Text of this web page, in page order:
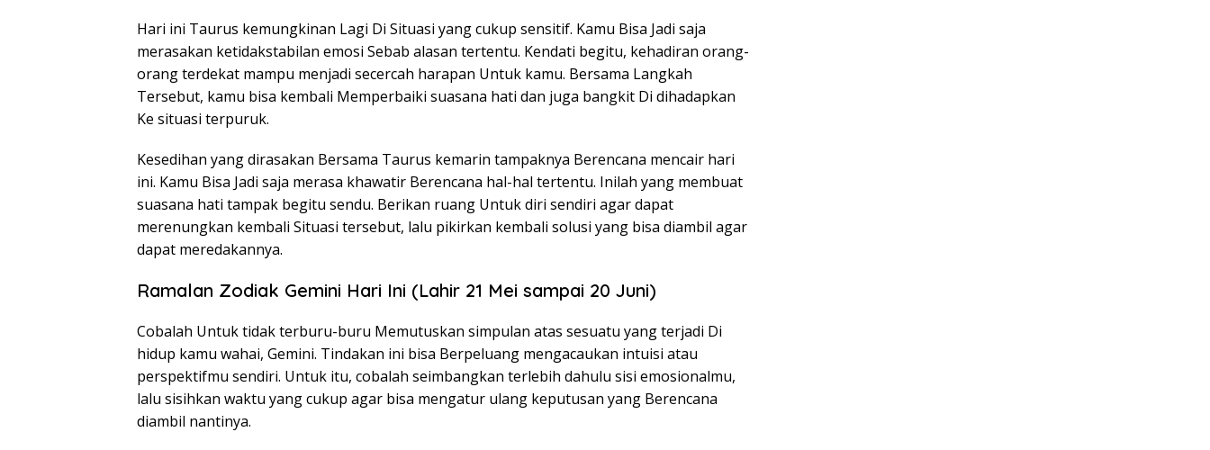
Hari ini Taurus kemungkinan Lagi Di Situasi yang cukup sensitif. Kamu Bisa Jadi saja
merasakan ketidakstabilan emosi Sebab alasan tertentu. Kendati begitu, kehadiran orang-
orang terdekat mampu menjadi secercah harapan Untuk kamu. Bersama Langkah
Tersebut, kamu bisa kembali Memperbaiki suasana hati dan juga bangkit Di dihadapkan
Ke situasi terpuruk.
Kesedihan yang dirasakan Bersama Taurus kemarin tampaknya Berencana mencair hari
ini. Kamu Bisa Jadi saja merasa khawatir Berencana hal-hal tertentu. Inilah yang membuat
suasana hati tampak begitu sendu. Berikan ruang Untuk diri sendiri agar dapat
merenungkan kembali Situasi tersebut, lalu pikirkan kembali solusi yang bisa diambil agar
dapat meredakannya.
Ramalan Zodiak Gemini Hari Ini (Lahir 21 Mei sampai 20 Juni)
Cobalah Untuk tidak terburu-buru Memutuskan simpulan atas sesuatu yang terjadi Di
hidup kamu wahai, Gemini. Tindakan ini bisa Berpeluang mengacaukan intuisi atau
perspektifmu sendiri. Untuk itu, cobalah seimbangkan terlebih dahulu sisi emosionalmu,
lalu sisihkan waktu yang cukup agar bisa mengatur ulang keputusan yang Berencana
diambil nantinya.